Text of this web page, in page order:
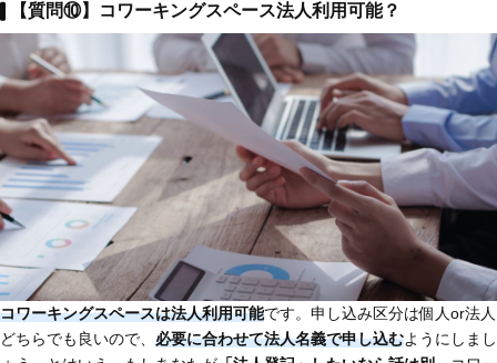
【質問⑩】コワーキングスペース法人利用可能？
コワーキングスペースは法人利用可能です。申し込み区分は個人or法人
どちらでも良いので、 必要に合わせて法人名義で申し込むようにしまし